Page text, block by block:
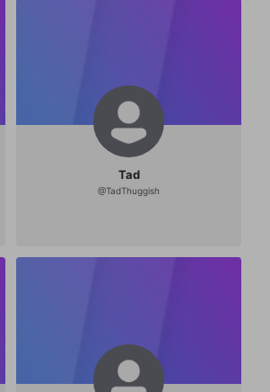
Tad
@TadThuggish